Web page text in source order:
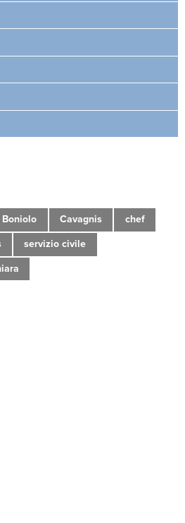
Boniolo Cavagnis chef
servizio civile